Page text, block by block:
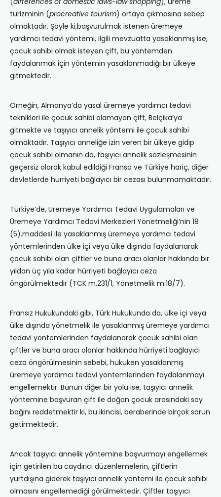
turizminin (procreative tourism) ortaya çıkmasına sebep
olmaktadır. Şöyle ki,başvurulmak istenen üremeye
yardımcı tedavi yöntemi, ilgili mevzuatta yasaklanmış ise,
çocuk sahibi olmak isteyen çift, bu yöntemden
faydalanmak için yöntemin yasaklanmadığı bir ülkeye
gitmektedir.
Örneğin, Almanya’da yasal üremeye yardımcı tedavi
teknikleri ile çocuk sahibi olamayan çift, Belçika’ya
gitmekte ve taşıyıcı annelik yöntemi ile çocuk sahibi
olmaktadır. Taşıyıcı anneliğe izin veren bir ülkeye gidip
çocuk sahibi olmanın da, taşıyıcı annelik sözleşmesinin
geçersiz olarak kabul edildiği Fransa ve Türkiye hariç, diğer
devletlerde hürriyeti bağlayıcı bir cezası bulunmamaktadır.
Türkiye’de, Üremeye Yardımcı Tedavi Uygulamaları ve
Üremeye Yardımcı Tedavi Merkezleri Yönetmeliği’nin 18
(5).maddesi ile yasaklanmış üremeye yardımcı tedavi
yöntemlerinden ülke içi veya ülke dışında faydalanarak
çocuk sahibi olan çiftler ve buna aracı olanlar hakkında bir
yıldan üç yıla kadar hürriyeti bağlayıcı ceza
öngörülmektedir (TCK m.231/1, Yönetmelik m.18/7).
Fransız Hukukundaki gibi, Türk Hukukunda da, ülke içi veya
ülke dışında yönetmelik ile yasaklanmış üremeye yardımcı
tedavi yöntemlerinden faydalanarak çocuk sahibi olan
çiftler ve buna aracı olanlar hakkında hürriyeti bağlayıcı
ceza öngörülmesinin sebebi, hukuken yasaklanmış
üremeye yardımcı tedavi yöntemlerinden faydalanmayı
engellemektir. Bunun diğer bir yolu ise, taşıyıcı annelik
yöntemine başvuran çift ile doğan çocuk arasındaki soy
bağını reddetmektir ki, bu ikincisi, beraberinde birçok sorun
getirmektedir.
Ancak taşıyıcı annelik yöntemine başvurmayı engellemek
için getirilen bu caydırıcı düzenlemelerin, çiftlerin
yurtdışına giderek taşıyıcı annelik yöntemi ile çocuk sahibi
olmasını engellemediği görülmektedir. Çiftler taşıyıcı